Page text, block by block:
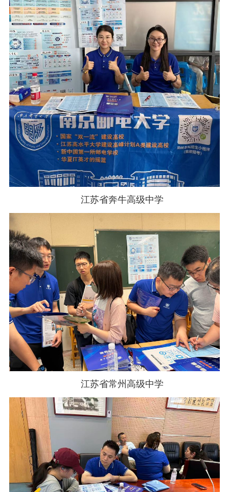
江苏省奔牛高级中学
江苏省常州高级中学